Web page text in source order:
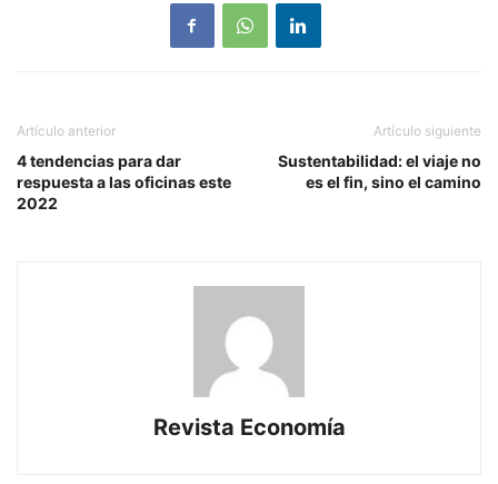
Artículo anterior
4 tendencias para dar
respuesta a las oficinas este
2022
Artículo siguiente
Sustentabilidad: el viaje no
es el fin, sino el camino
Revista Economía